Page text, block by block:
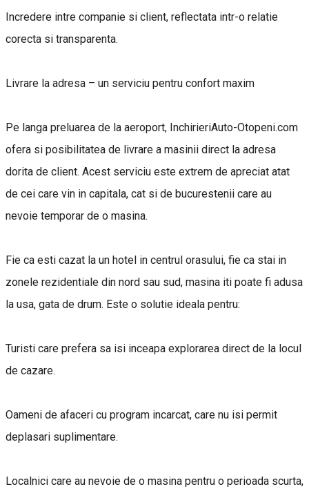
Incredere intre companie si client, reflectata intr-o relatie
corecta si transparenta.
Livrare la adresa – un serviciu pentru confort maxim
Pe langa preluarea de la aeroport, InchirieriAuto-Otopeni.com
ofera si posibilitatea de livrare a masinii direct la adresa
dorita de client. Acest serviciu este extrem de apreciat atat
de cei care vin in capitala, cat si de bucurestenii care au
nevoie temporar de o masina.
Fie ca esti cazat la un hotel in centrul orasului, fie ca stai in
zonele rezidentiale din nord sau sud, masina iti poate fi adusa
la usa, gata de drum. Este o solutie ideala pentru:
Turisti care prefera sa isi inceapa explorarea direct de la locul
de cazare.
Oameni de afaceri cu program incarcat, care nu isi permit
deplasari suplimentare.
Localnici care au nevoie de o masina pentru o perioada scurta,